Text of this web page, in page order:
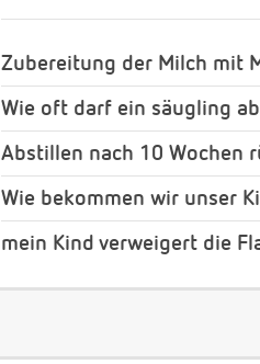
Zubereitung der Milch mit
Wie oft darf ein säugling
Abstillen nach 10 Wochen
Wie bekommen wir unser
mein Kind verweigert die